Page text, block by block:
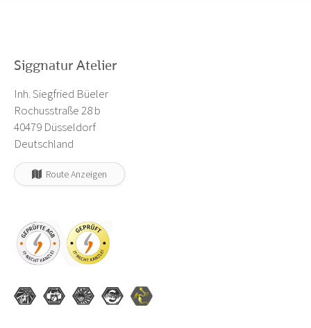
Siggnatur Atelier
Inh. Siegfried Büeler
Rochusstraße 28 b
40479 Düsseldorf
Deutschland
Route Anzeigen